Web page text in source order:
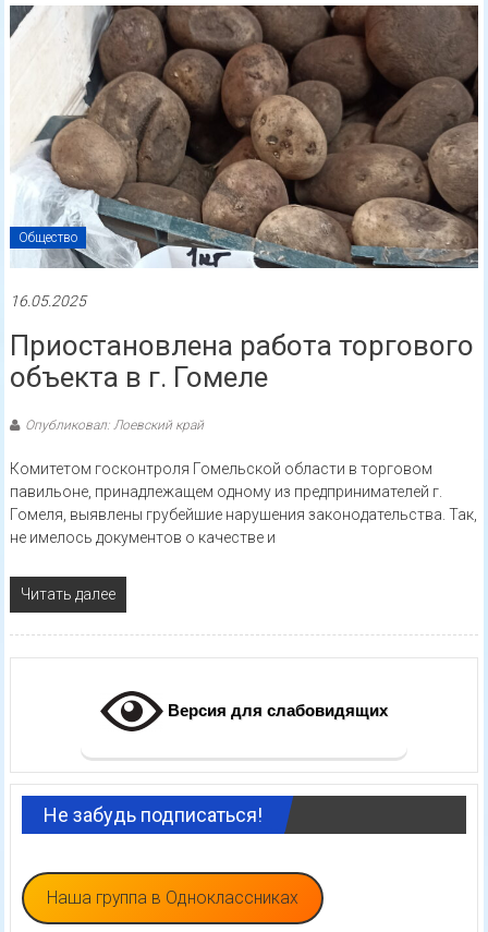
Общество
16.05.2025
Приостановлена работа торгового
объекта в г. Гомеле
Опубликовал: Лоевский край
Комитетом госконтроля Гомельской области в торговом
павильоне, принадлежащем одному из предпринимателей г.
Гомеля, выявлены грубейшие нарушения законодательства. Так,
не имелось документов о качестве и
Читать далее
Версия для слабовидящих
Не забудь подписаться!
Наша группа в Одноклассниках